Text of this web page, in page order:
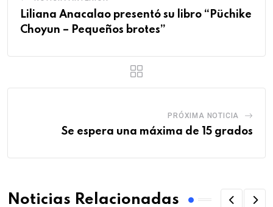
Liliana Anacalao presentó su libro “Püchike
Choyun – Pequeños brotes”
PRÓXIMA NOTICIA
Se espera una máxima de 15 grados
Noticias Relacionadas